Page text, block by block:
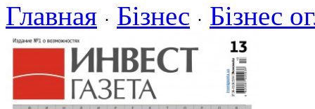
Главная · Бізнес · Бізнес